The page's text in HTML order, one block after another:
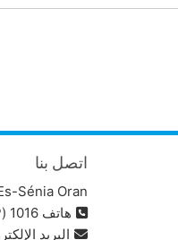
اتصل بنا
Sénia Oran
هاتف 1016 (Voix sur IP)
البريد